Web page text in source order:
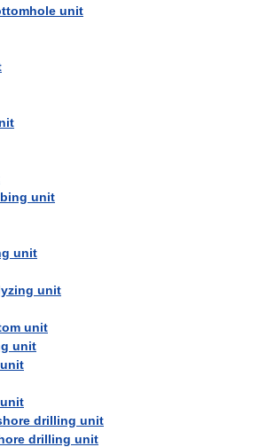
unit
unit
unit
unit
unit
unit
drilling unit
drilling unit